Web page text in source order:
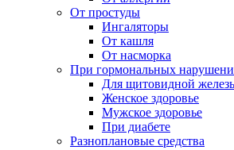
От простуды
Ингаляторы
От кашля
От насморка
При гормональных
Для щитовидной
Женское здоровье
Мужское здоровье
При диабете
Разноплановые средства